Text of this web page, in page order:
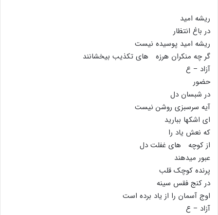
ریشه امید
در باغ انتظار
ریشه امید پوسیده نیست
گر چه منکران هرزه هاى تکذیب بیخشانند
آزاد – ع
حضور
در شبسان دل
آیه سرسبزى روشن نیست
اى اشکها ببارید
که نعش یاد را
از کوچه هاى غفلت دل
عبور میدهند
پرنده کوچک قلب
در کنج فقس سینه
اوج آسمان را از یاد برده است
آزاد – ع